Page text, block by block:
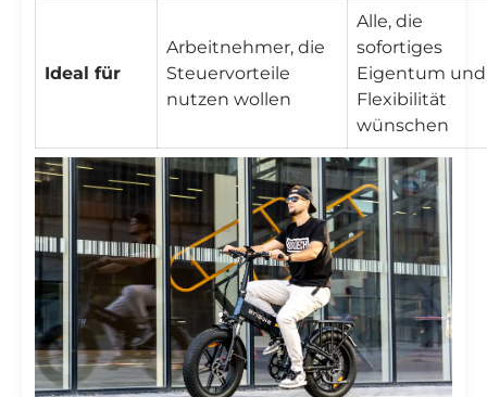
Ideal für
Arbeitnehmer, die
Steuervorteile
nutzen wollen
Alle, die
sofortiges
Eigentum und
Flexibilität
wünschen